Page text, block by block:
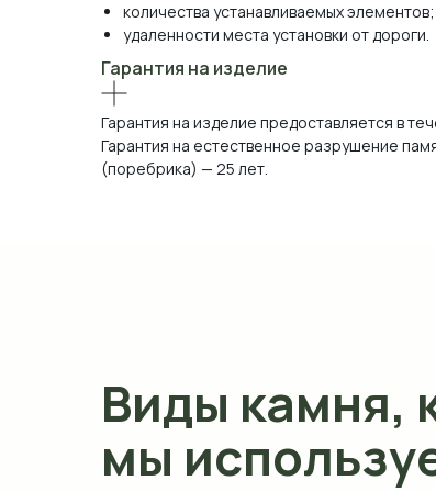
количества устанавливаемых элементов;
удаленности места установки от дороги.
Гарантия на изделие
Гарантия на изделие предоставляется в
Гарантия на естественное разрушение
(поребрика) — 25 лет.
Виды камня,
мы